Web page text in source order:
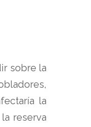
sobre la
la
reserva